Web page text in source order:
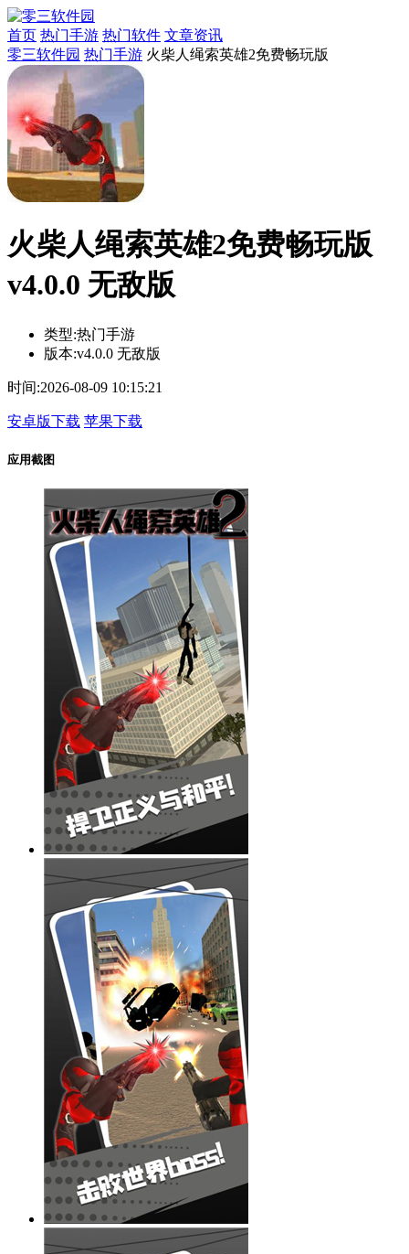
首页 热门手游 热门软件 文章资讯
零三软件园 热门手游 火柴人绳索英雄2免费畅玩版
火柴人绳索英雄2免费畅玩版
v4.0.0 无敌版
类型:热门手游
版本:v4.0.0 无敌版
时间:2026-08-09 10:15:21
安卓版下载 苹果下载
应用截图